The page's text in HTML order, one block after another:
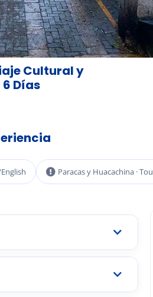
Cultural y
Días
Paracas y Huacachina ·